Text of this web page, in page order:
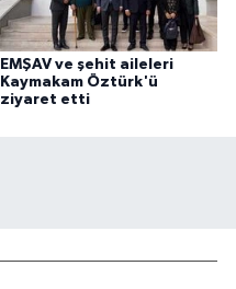
EMŞAV ve şehit aileleri
Kaymakam Öztürk'ü
ziyaret etti